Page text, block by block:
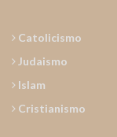
Catolicismo
Judaismo
Islam
Cristianismo